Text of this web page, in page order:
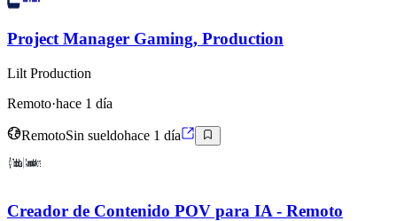
Project Manager Gaming, Production
Lilt Production
Remoto·hace 1 día
RemotoSin sueldohace 1 día
Creador de Contenido POV para IA - Remoto